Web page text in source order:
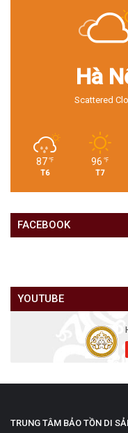
Hà
Scattered
87 ℉
T6
96 ℉
T7
FACEBOOK
YOUTUBE
TRUNG TÂM BẢO TỒN DI